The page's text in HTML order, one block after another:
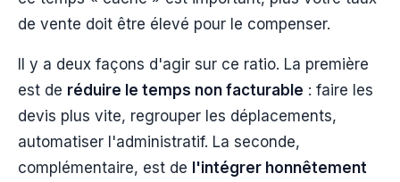
de vente doit être élevé pour le compenser.
Il y a deux façons d'agir sur ce ratio. La première
est de réduire le temps non facturable : faire les
devis plus vite, regrouper les déplacements,
automatiser l'administratif. La seconde,
complémentaire, est de l'intégrer honnêtement